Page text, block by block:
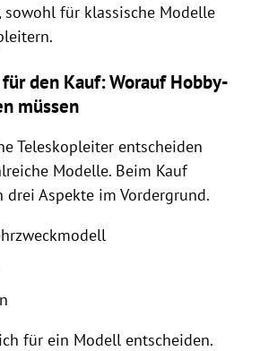
für klassische Modelle
den Kauf: Worauf Hobby-
müssen
Teleskopleiter entscheiden
Modelle. Beim Kauf
Aspekte im Vordergrund.
für ein Modell entscheiden.